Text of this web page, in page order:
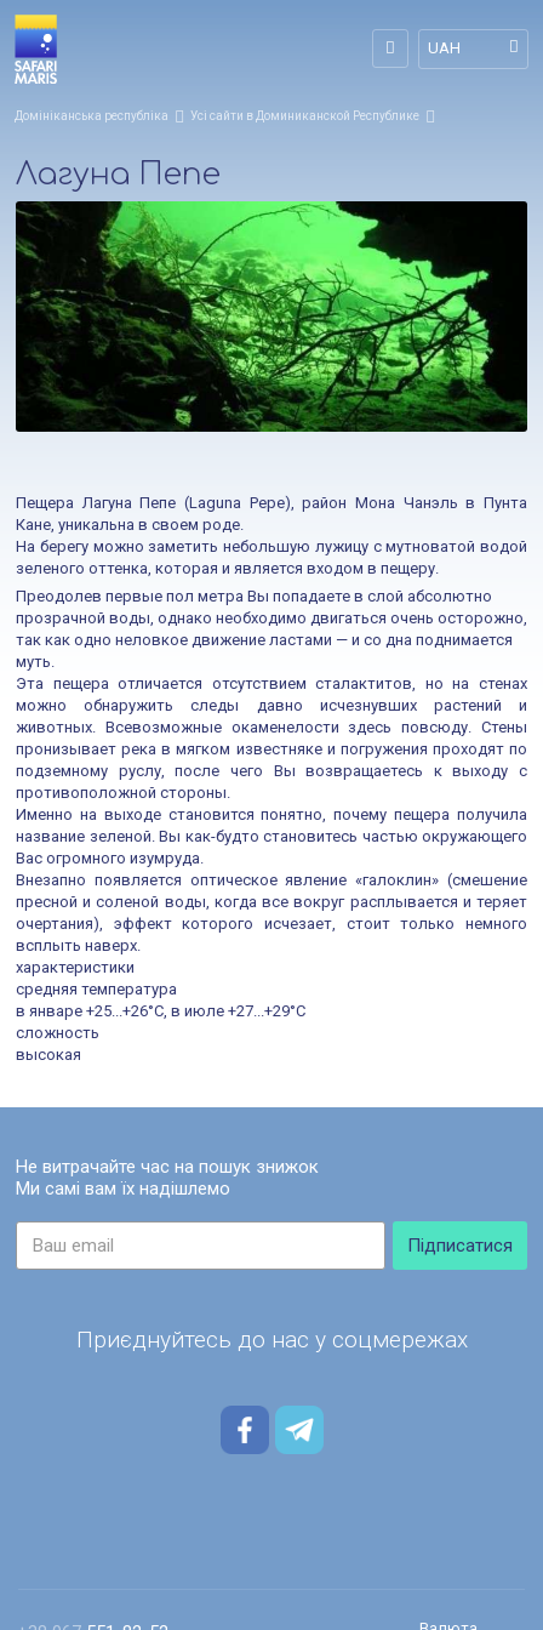
UAH
Домініканська республіка Усі сайти в Доминиканской Республике
Лагуна Пепе
Пещера Лагуна Пепе (Laguna Pepe), район Мона Чанэль в Пунта
Кане, уникальна в своем роде.
На берегу можно заметить небольшую лужицу с мутноватой водой
зеленого оттенка, которая и является входом в пещеру.
Преодолев первые пол метра Вы попадаете в слой абсолютно
прозрачной воды, однако необходимо двигаться очень осторожно,
так как одно неловкое движение ластами — и со дна поднимается
муть.
Эта пещера отличается отсутствием сталактитов, но на стенах
можно обнаружить следы давно исчезнувших растений и
животных. Всевозможные окаменелости здесь повсюду. Стены
пронизывает река в мягком известняке и погружения проходят по
подземному руслу, после чего Вы возвращаетесь к выходу с
противоположной стороны.
Именно на выходе становится понятно, почему пещера получила
название зеленой. Вы как-будто становитесь частью окружающего
Вас огромного изумруда.
Внезапно появляется оптическое явление «галоклин» (смешение
пресной и соленой воды, когда все вокруг расплывается и теряет
очертания), эффект которого исчезает, стоит только немного
всплыть наверх.
характеристики
средняя температура
в январе +25...+26°С, в июле +27...+29°С
сложность
высокая
Не витрачайте час на пошук знижок
Ми самі вам їх надішлемо
Приєднуйтесь до нас у соцмережах